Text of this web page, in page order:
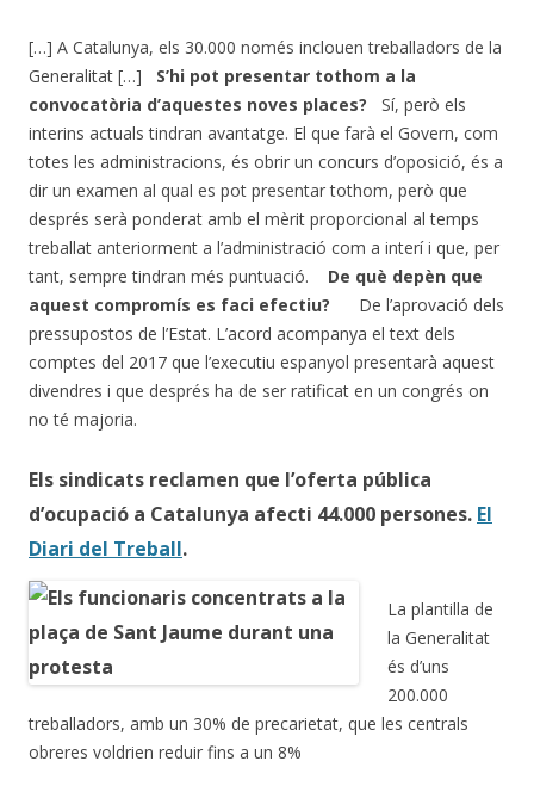
[…] A Catalunya, els 30.000 només inclouen treballadors de la
Generalitat […] S’hi pot presentar tothom a la
convocatòria d’aquestes noves places? Sí, però els
interins actuals tindran avantatge. El que farà el Govern, com
totes les administracions, és obrir un concurs d’oposició, és a
dir un examen al qual es pot presentar tothom, però que
després serà ponderat amb el mèrit proporcional al temps
treballat anteriorment a l’administració com a interí i que, per
tant, sempre tindran més puntuació. De què depèn que
aquest compromís es faci efectiu? De l’aprovació dels
pressupostos de l’Estat. L’acord acompanya el text dels
comptes del 2017 que l’executiu espanyol presentarà aquest
divendres i que després ha de ser ratificat en un congrés on
no té majoria.
Els sindicats reclamen que l’oferta pública
d’ocupació a Catalunya afecti 44.000 persones. El
Diari del Treball.
La plantilla de
la Generalitat
és d’uns
200.000
treballadors, amb un 30% de precarietat, que les centrals
obreres voldrien reduir fins a un 8%